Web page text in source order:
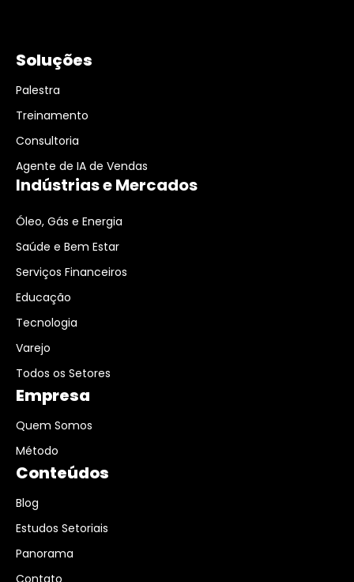
Soluções
Palestra
Treinamento
Consultoria
Agente de IA de Vendas
Indústrias e Mercados
Óleo, Gás e Energia
Saúde e Bem Estar
Serviços Financeiros
Educação
Tecnologia
Varejo
Todos os Setores
Empresa
Quem Somos
Método
Conteúdos
Blog
Estudos Setoriais
Panorama
Contato